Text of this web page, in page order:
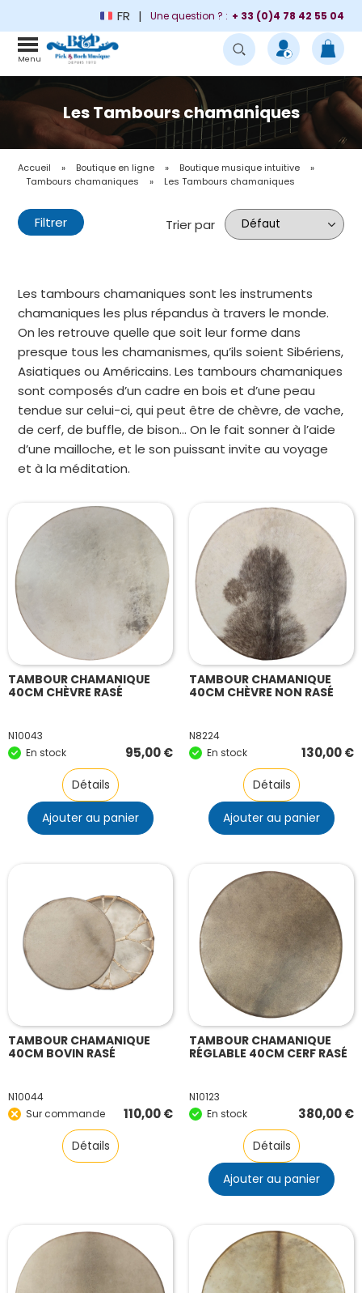
FR Une question ? : + 33 (0)4 78 42 55 04
Menu
Les Tambours chamaniques
Accueil » Boutique en ligne » Boutique musique intuitive
»
Tambours chamaniques
» Les Tambours chamaniques
Les tambours chamaniques sont les instruments
chamaniques les plus répandus à travers le monde.
On les retrouve quelle que soit leur forme dans
presque tous les chamanismes, qu’ils soient Sibériens,
Asiatiques ou Américains. Les tambours chamaniques
sont composés d’un cadre en bois et d’une peau
tendue sur celui-ci, qui peut être de chèvre, de vache,
de cerf, de buffle, de bison… On le fait sonner à l’aide
d’une mailloche, et le son puissant invite au voyage
et à la méditation.
Filtrer Trier par
TAMBOUR CHAMANIQUE
40CM CHÈVRE RASÉ
N10043
En stock
95,00€
Détails
Ajouter au panier
TAMBOUR CHAMANIQUE
40CM CHÈVRE NON RASÉ
N8224
En stock
130,00€
Détails
Ajouter au panier
TAMBOUR CHAMANIQUE
40CM BOVIN RASÉ
N10044
Sur commande
110,00€
Détails
TAMBOUR CHAMANIQUE
RÉGLABLE 40CM CERF RASÉ
N10123
En stock
380,00€
Détails
Ajouter au panier